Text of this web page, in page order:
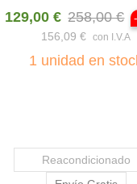
€ 348,33 €
-
252,89 €
con I.V.A
unidades en
Reacondicionado